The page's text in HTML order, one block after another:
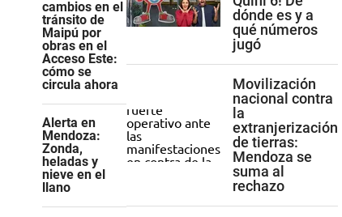
cambios en el
tránsito de
Maipú por
obras en el
Acceso Este:
cómo se
circula ahora
Alerta en
Mendoza:
Zonda,
heladas y
nieve en el
llano
dónde es y a
qué números
jugó
Movilización
nacional contra
la
extranjerización
de tierras:
Mendoza se
suma al
rechazo